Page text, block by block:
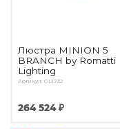
Люстра MINION 5
BRANCH by Romatti
Lighting
Артикул: OL1732
264 524 ₽